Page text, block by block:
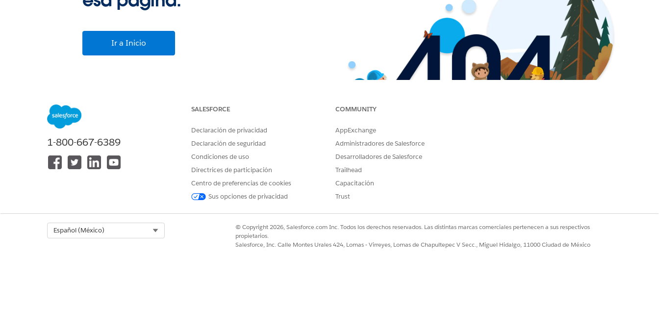
Ir a Inicio
1-800-667-6389
SALESFORCE
Declaración de privacidad
Declaración de seguridad
Condiciones de uso
Directrices de participación
Centro de preferencias de cookies
Sus opciones de privacidad
COMMUNITY
AppExchange
Administradores de Salesforce
Desarrolladores de Salesforce
Trailhead
Capacitación
Trust
Español (México)
© Copyright 2026, Salesforce.com Inc. Todos los derechos reservados. Las distintas marcas comerciales pertenecen a sus respectivos
propietarios.
Salesforce, Inc. Calle Montes Urales 424, Lomas - Virreyes, Lomas de Chapultepec V Secc., Miguel Hidalgo, 11000 Ciudad de México